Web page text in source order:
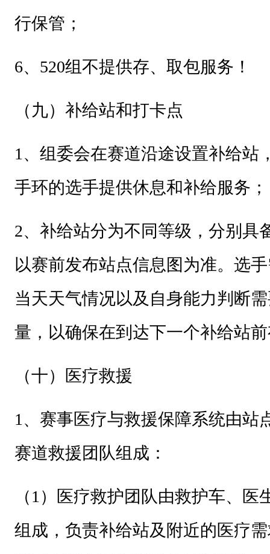
行保管；
6、520组不提供存、取包服务！
（九）补给站和打卡点
1 、组委会在赛道沿途设置补给站
手环的选手提供休息和补给服务；
2、补给站分为不同等级，分别具
以赛前发布站点信息图为准。选
当天天气情况以及自身能力判断
量，以确保在到达下一个补给站
（十）医疗救援
1 、赛事医疗与救援保障系统由站
赛道救援团队组成：
（1）医疗救护团队由救护车、
组成，负责补给站及附近的医疗